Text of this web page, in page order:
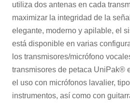
utiliza dos antenas en cada
maximizar la integridad de la
elegante, moderno y apilable, el
está disponible en varias
los transmisores/micrófono
transmisores de petaca UniPak®
el uso con micrófonos lavalier,
instrumentos, así como con